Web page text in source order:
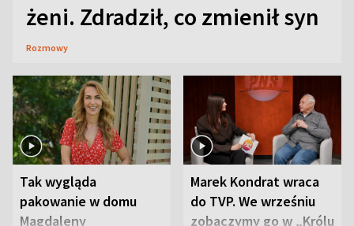
żeni. Zdradził, co zmienił syn
Rozmowy
Tak wygląda
pakowanie w domu
Magdaleny
Marek Kondrat wraca
do TVP. We wrześniu
zobaczymy go w „Królu